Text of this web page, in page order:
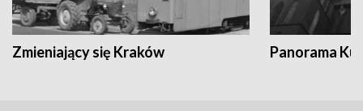
Zmieniający się Kraków Panorama